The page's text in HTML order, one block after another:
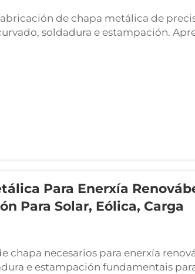
de chapa metálica de
soldadura e estampación.
Para Enerxía
Para Solar, Eólica, Carga
chapa necesarios para enerxía
e estampación fundamentais